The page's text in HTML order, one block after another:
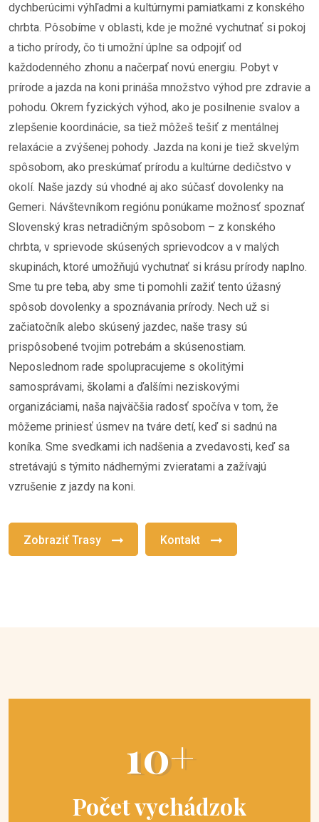
dychberúcimi výhľadmi a kultúrnymi pamiatkami z konského
chrbta. Pôsobíme v oblasti, kde je možné vychutnať si pokoj
a ticho prírody, čo ti umožní úplne sa odpojiť od
každodenného zhonu a načerpať novú energiu. Pobyt v
prírode a jazda na koni prináša množstvo výhod pre zdravie a
pohodu. Okrem fyzických výhod, ako je posilnenie svalov a
zlepšenie koordinácie, sa tiež môžeš tešiť z mentálnej
relaxácie a zvýšenej pohody. Jazda na koni je tiež skvelým
spôsobom, ako preskúmať prírodu a kultúrne dedičstvo v
okolí. Naše jazdy sú vhodné aj ako súčasť dovolenky na
Gemeri. Návštevníkom regiónu ponúkame možnosť spoznať
Slovenský kras netradičným spôsobom – z konského
chrbta, v sprievode skúsených sprievodcov a v malých
skupinách, ktoré umožňujú vychutnať si krásu prírody naplno.
Sme tu pre teba, aby sme ti pomohli zažiť tento úžasný
spôsob dovolenky a spoznávania prírody. Nech už si
začiatočník alebo skúsený jazdec, naše trasy sú
prispôsobené tvojim potrebám a skúsenostiam.
Neposlednom rade spolupracujeme s okolitými
samosprávami, školami a ďalšími neziskovými
organizáciami, naša najväčšia radosť spočíva v tom, že
môžeme priniesť úsmev na tváre detí, keď si sadnú na
koníka. Sme svedkami ich nadšenia a zvedavosti, keď sa
stretávajú s týmito nádhernými zvieratami a zažívajú
vzrušenie z jazdy na koni.
Zobraziť Trasy Kontakt
10+
Počet vychádzok